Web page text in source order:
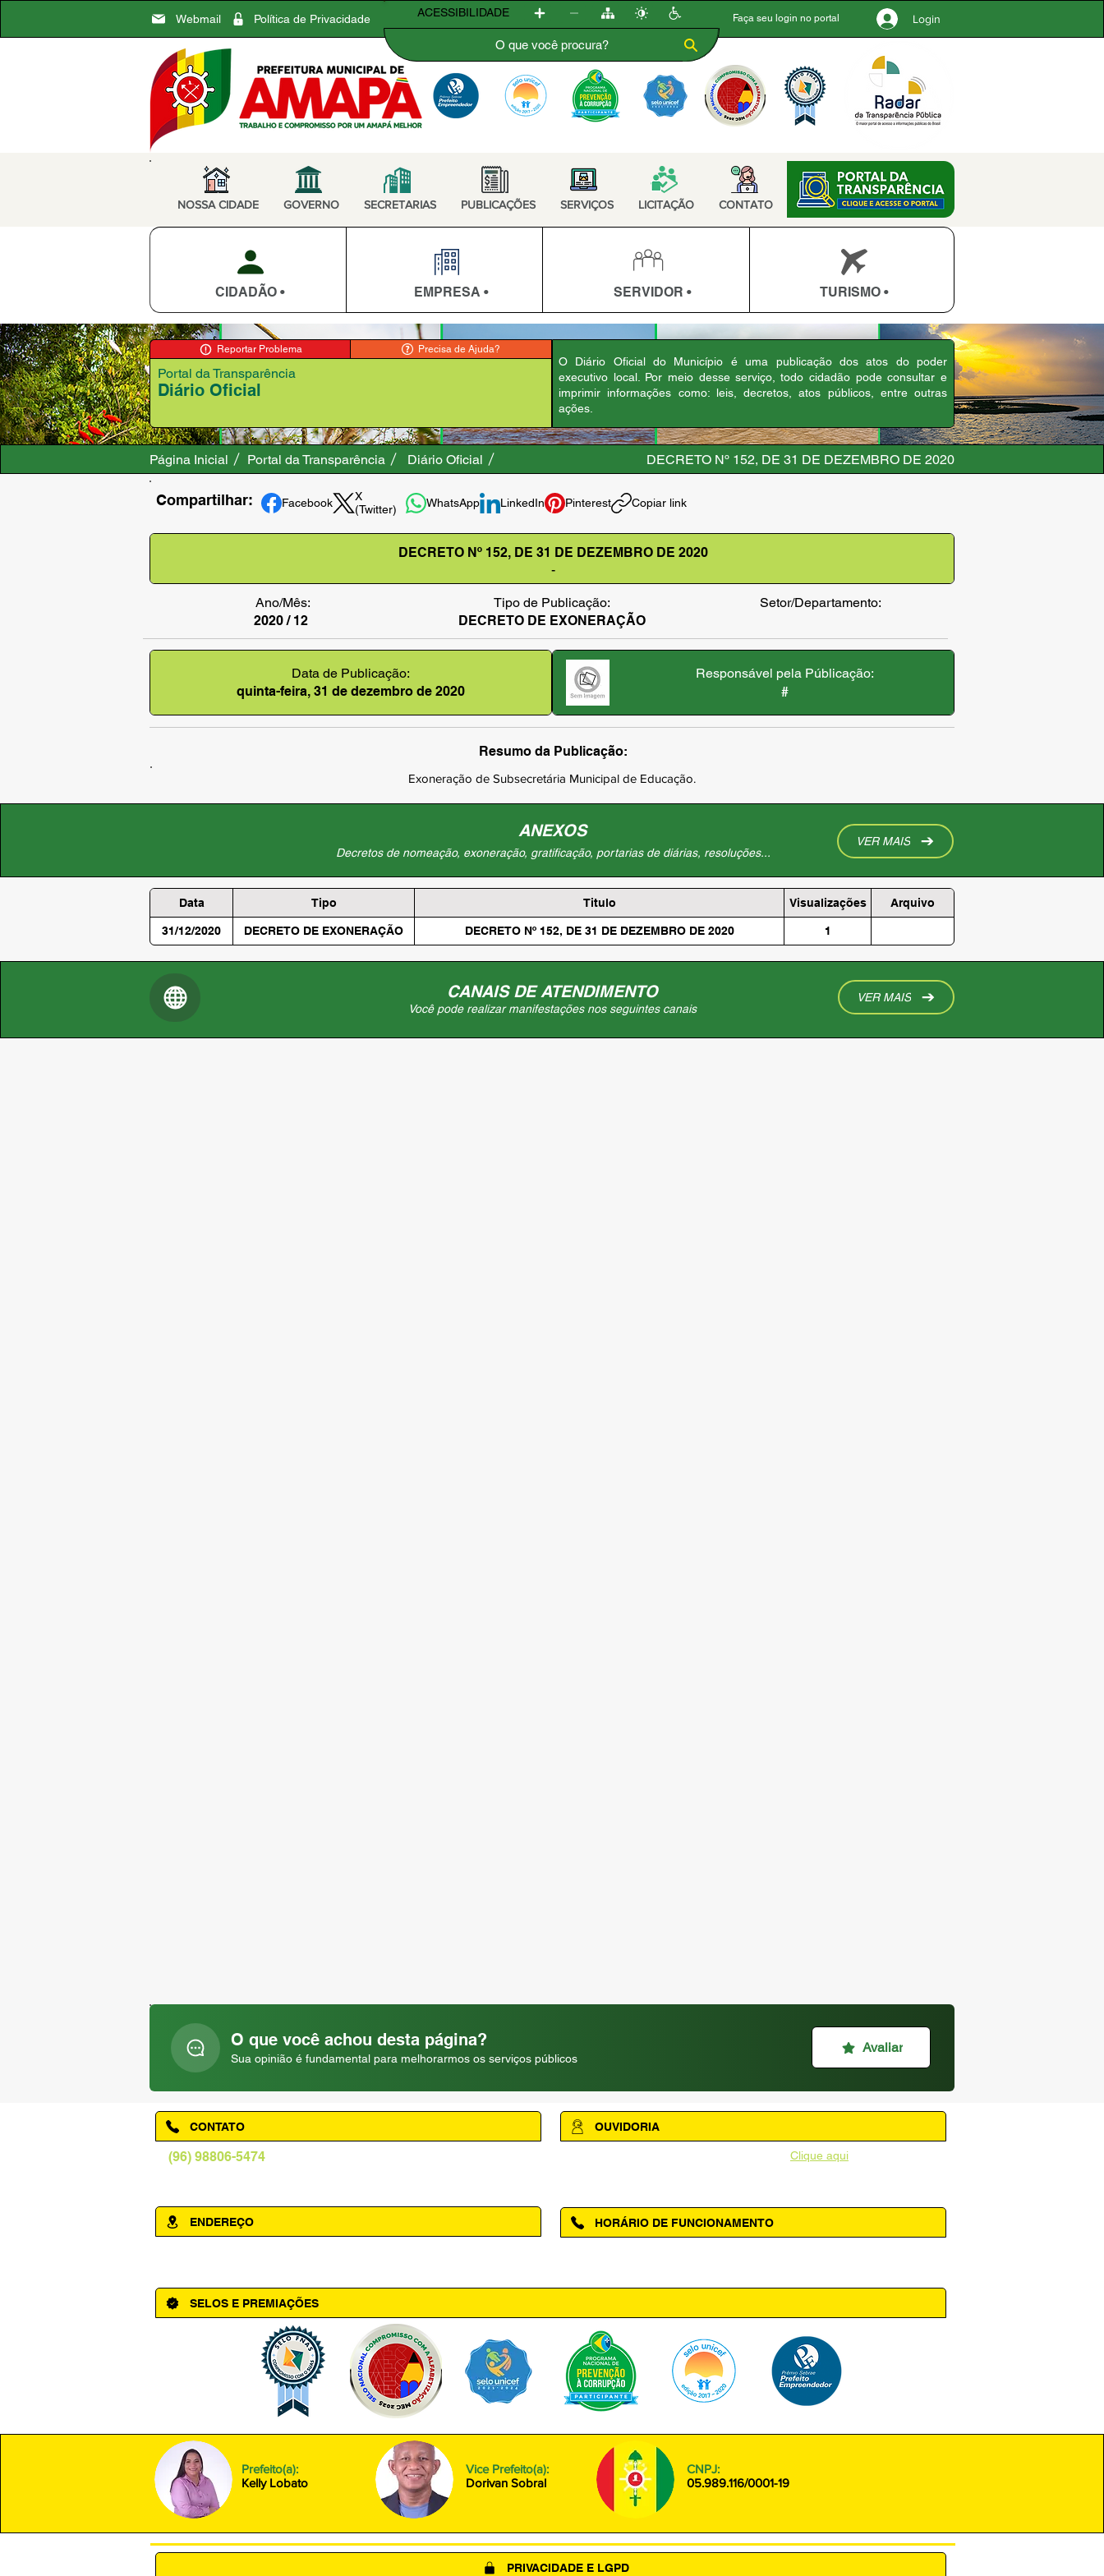
Webmail Política de Privacidade Faça seu login no portal Login
ACESSIBILIDADE
NOSSA CIDADE GOVERNO SECRETARIAS PUBLICAÇÕES SERVIÇOS LICITAÇÃO CONTATO
CIDADÃO • EMPRESA • SERVIDOR • TURISMO •
Reportar Problema Precisa de Ajuda?
Diário Oficial
Portal da Transparência
O Diário Oficial do Município é uma publicação dos atos do poder
executivo local. Por meio desse serviço, todo cidadão pode consultar e
imprimir informações como: leis, decretos, atos públicos, entre outras
ações.
Página Inicial Portal da Transparência Diário Oficial DECRETO Nº 152, DE 31 DE DEZEMBRO DE 2020
Compartilhar: Facebook
X
(Twitter)
WhatsApp LinkedIn Pinterest Copiar link
DECRETO Nº 152, DE 31 DE DEZEMBRO DE 2020
-
Ano/Mês:
2020 / 12
Tipo de Publicação:
DECRETO DE EXONERAÇÃO
Setor/Departamento:
Data de Publicação:
quinta-feira, 31 de dezembro de 2020
Responsável pela Públicação:
#
Resumo da Publicação:
Exoneração de Subsecretária Municipal de Educação.
ANEXOS
Decretos de nomeação, exoneração, gratificação, portarias de diárias, resoluções...
VER MAIS
Data Tipo Titulo Visualizações Arquivo
31/12/2020 DECRETO DE EXONERAÇÃO DECRETO Nº 152, DE 31 DE DEZEMBRO DE 2020 1
CANAIS DE ATENDIMENTO
Você pode realizar manifestações nos seguintes canais
VER MAIS
O que você achou desta página?
Sua opinião é fundamental para melhorarmos os serviços públicos
Avaliar
(96) 98806-5474
CONTATO
ENDEREÇO
Clique aqui
OUVIDORIA
HORÁRIO DE FUNCIONAMENTO
SELOS E PREMIAÇÕES
Prefeito(a):
Kelly Lobato
Vice Prefeito(a):
Dorivan Sobral
CNPJ:
05.989.116/0001-19
PRIVACIDADE E LGPD